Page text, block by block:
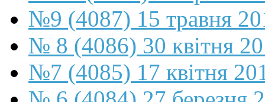
№9 (4087) 15 травня
№ 8 (4086) 30 квітня
№7 (4085) 17 квітня